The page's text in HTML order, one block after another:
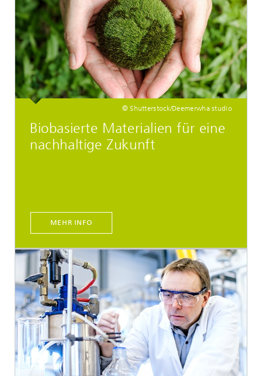
© Shutterstock/Deemerwha studio
Biobasierte Materialien für eine
nachhaltige Zukunft
MEHR INFO